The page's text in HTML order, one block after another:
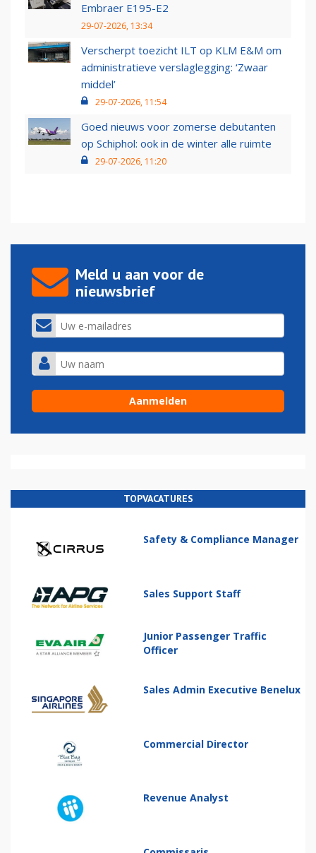
Embraer E195-E2
29-07-2026, 13:34
Verscherpt toezicht ILT op KLM E&M om
administratieve verslaglegging: ‘Zwaar
middel’
29-07-2026, 11:54
Goed nieuws voor zomerse debutanten
op Schiphol: ook in de winter alle ruimte
29-07-2026, 11:20
Meld u aan voor de
nieuwsbrief
TOPVACATURES
Safety & Compliance Manager
Sales Support Staff
Junior Passenger Traffic
Officer
Sales Admin Executive Benelux
Commercial Director
Revenue Analyst